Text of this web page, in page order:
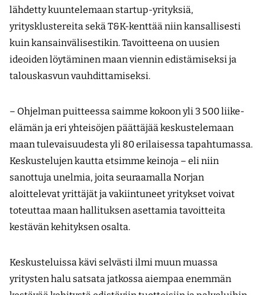
lähdetty kuuntelemaan startup-yrityksiä,
yritysklustereita sekä T&K-kenttää niin kansallisesti
kuin kansainvälisestikin. Tavoitteena on uusien
ideoiden löytäminen maan viennin edistämiseksi ja
talouskasvun vauhdittamiseksi.
– Ohjelman puitteessa saimme kokoon yli 3 500 liike-
elämän ja eri yhteisöjen päättäjää keskustelemaan
maan tulevaisuudesta yli 80 erilaisessa tapahtumassa.
Keskustelujen kautta etsimme keinoja – eli niin
sanottuja unelmia, joita seuraamalla Norjan
aloittelevat yrittäjät ja vakiintuneet yritykset voivat
toteuttaa maan hallituksen asettamia tavoitteita
kestävän kehityksen osalta.
Keskusteluissa kävi selvästi ilmi muun muassa
yritysten halu satsata jatkossa aiempaa enemmän